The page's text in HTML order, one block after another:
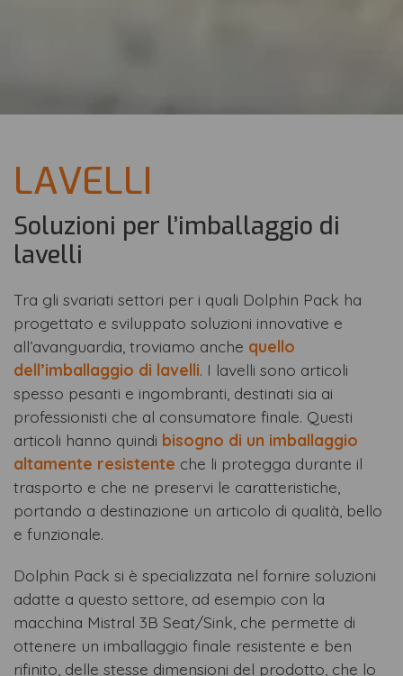
LAVELLI
Soluzioni per l’imballaggio di
lavelli
Tra gli svariati settori per i quali Dolphin Pack ha
progettato e sviluppato soluzioni innovative e
all’avanguardia, troviamo anche quello
dell’imballaggio di lavelli. I lavelli sono articoli
spesso pesanti e ingombranti, destinati sia ai
professionisti che al consumatore finale. Questi
articoli hanno quindi bisogno di un imballaggio
altamente resistente che li protegga durante il
trasporto e che ne preservi le caratteristiche,
portando a destinazione un articolo di qualità, bello
e funzionale.
Dolphin Pack si è specializzata nel fornire soluzioni
adatte a questo settore, ad esempio con la
macchina Mistral 3B Seat/Sink, che permette di
ottenere un imballaggio finale resistente e ben
rifinito, delle stesse dimensioni del prodotto, che lo